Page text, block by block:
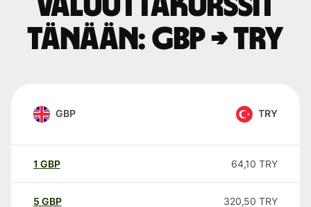
tänään: GBP → TRY
GBP TRY
1 GBP 64,10 TRY
5 GBP 320,50 TRY